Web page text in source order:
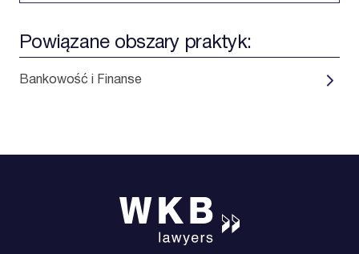
Powiązane obszary praktyk:
Bankowość i Finanse